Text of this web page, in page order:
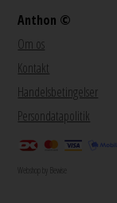
Anthon ©
Om os
Kontakt
Handelsbetingelser
Persondatapolitik
Webshop by Bewise